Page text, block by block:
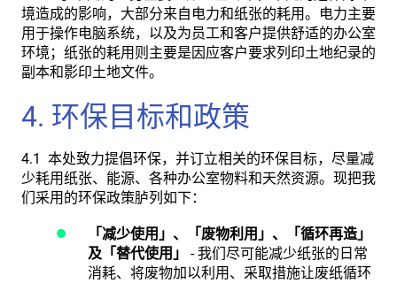
境造成的影响，大部分来自电力和纸张的耗用。电力主要
用于操作电脑系统，以及为员工和客户提供舒适的办公室
环境；纸张的耗用则主要是因应客户要求列印土地纪录的
副本和影印土地文件。
4. 环保目标和政策
4.1 本处致力提倡环保，并订立相关的环保目标，尽量减
少耗用纸张、能源、各种办公室物料和天然资源。现把我
们采用的环保政策胪列如下：
「减少使用」、「废物利用」、「循环再造」
及「替代使用」
- 我们尽可能减少纸张的日常
消耗、将废物加以利用、采取措施让废纸循环